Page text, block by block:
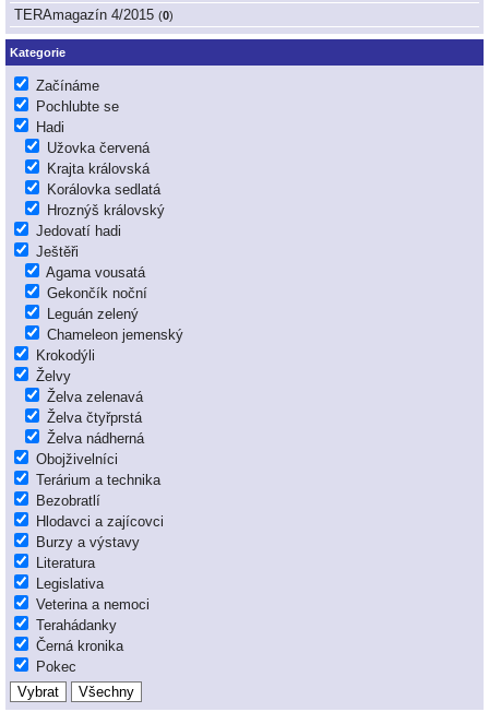
TERAmagazín 4/2015 (0)
Kategorie
Začínáme
Pochlubte se
Hadi
Užovka červená
Krajta královská
Korálovka sedlatá
Hroznýš královský
Jedovatí hadi
Ještěři
Agama vousatá
Gekončík noční
Leguán zelený
Chameleon jemenský
Krokodýli
Želvy
Želva zelenavá
Želva čtyřprstá
Želva nádherná
Obojživelníci
Terárium a technika
Bezobratlí
Hlodavci a zajícovci
Burzy a výstavy
Literatura
Legislativa
Veterina a nemoci
Terahádanky
Černá kronika
Pokec